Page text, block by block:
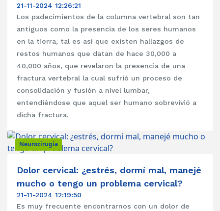
21-11-2024 12:26:21
Los padecimientos de la columna vertebral son tan
antiguos como la presencia de los seres humanos
en la tierra, tal es así que existen hallazgos de
restos humanos que datan de hace 30,000 a
40,000 años, que revelaron la presencia de una
fractura vertebral la cual sufrió un proceso de
consolidación y fusión a nivel lumbar,
entendiéndose que aquel ser humano sobrevivió a
dicha fractura.
Neurocirugia
Dolor cervical: ¿estrés, dormí mal, manejé
mucho o tengo un problema cervical?
21-11-2024 12:19:50
Es muy frecuente encontrarnos con un dolor de